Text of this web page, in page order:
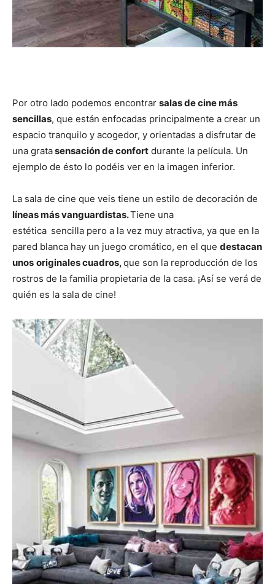
Por otro lado podemos encontrar salas de cine más
sencillas, que están enfocadas principalmente a crear un
espacio tranquilo y acogedor, y orientadas a disfrutar de
una gratasensación de confort durante la película. Un
ejemplo de ésto lo podéis ver en la imagen inferior.
La sala de cine que veis tiene un estilo de decoración de
líneas más vanguardistas.Tiene una
estética sencilla pero a la vez muy atractiva, ya que en la
pared blanca hay un juego cromático, en el que destacan
unos originales cuadros,que son la reproducción de los
rostros de la familia propietaria de la casa. ¡Así se verá de
quién es la sala de cine!